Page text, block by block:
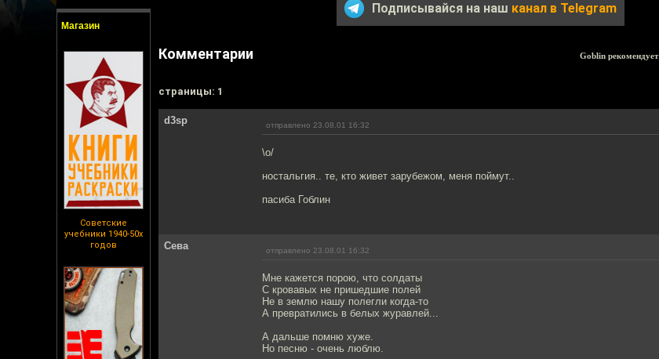
Магазин
Советские
учебники 1940-50х
годов
Подписывайся на наш канал в Telegram
Комментарии Goblin рекомендует
cтраницы: 1
d3sp отправлено 23.08.01 16:32
\o/
ностальгия.. те, кто живет зарубежом, меня поймут..
пасиба Гоблин
Сева отправлено 23.08.01 16:32
Мне кажется порою, что солдаты
С кровавых не пришедшие полей
Не в землю нашу полегли когда-то
А превратились в белых журавлей...
А дальше помню хуже.
Но песню - очень люблю.